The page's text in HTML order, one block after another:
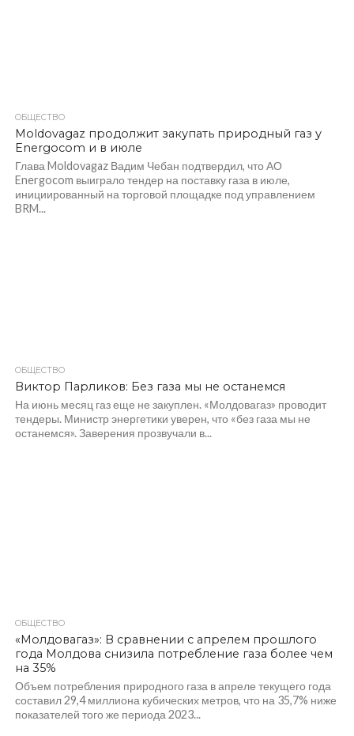
ОБЩЕСТВО
Moldovagaz продолжит закупать природный газ у
Energocom и в июле
Глава Moldovagaz Вадим Чебан подтвердил, что АО
Energocom выиграло тендер на поставку газа в июле,
инициированный на торговой площадке под управлением
BRM...
ОБЩЕСТВО
Виктор Парликов: Без газа мы не останемся
На июнь месяц газ еще не закуплен. «Молдовагаз» проводит
тендеры. Министр энергетики уверен, что «без газа мы не
останемся». Заверения прозвучали в...
ОБЩЕСТВО
«Молдовагаз»: В сравнении с апрелем прошлого
года Молдова снизила потребление газа более чем
на 35%
Объем потребления природного газа в апреле текущего года
составил 29,4 миллиона кубических метров, что на 35,7% ниже
показателей того же периода 2023...